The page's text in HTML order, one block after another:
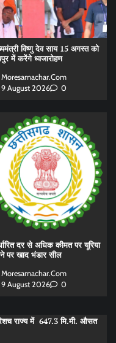
विष्णु देव साय 15 अगस्त को
में करेंगे ध्वजारोहण
Moresamachar.com
9 August 2026
0
दर से अधिक कीमत पर यूरिया
पर खाद भंडार सील
Moresamachar.com
9 August 2026
0
राज्य में 647.3 मि.मी. औसत